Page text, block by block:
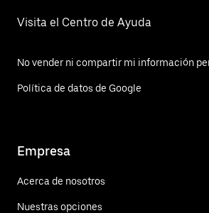
Visita el Centro de Ayuda
No vender ni compartir mi información
Política de datos de Google
Empresa
Acerca de nosotros
Nuestras opciones